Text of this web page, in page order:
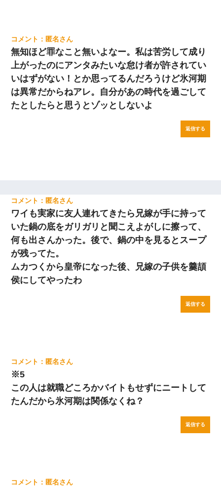
匿名
無知ほど罪なこと無いよなー。私は苦労して成り
上がったのにアンタみたいな怠け者が許されてい
いはずがない！とか思ってるんだろうけど氷河期
は異常だからねアレ。自分があの時代を過ごして
たとしたらと思うとゾッとしないよ
返信する
匿名
ワイも実家に友人連れてきたら兄嫁が手に持って
いた鍋の底をガリガリと聞こえよがしに擦って、
何も出さんかった。後で、鍋の中を見るとスープ
が残ってた。
ムカつくから皇帝になった後、兄嫁の子供を羹頡
侯にしてやったわ
返信する
匿名
※5
この人は就職どころかバイトもせずにニートして
たんだから氷河期は関係なくね？
返信する
匿名